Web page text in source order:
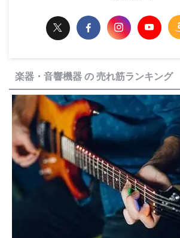
楽器・音響機器 の 売れ筋ランキング